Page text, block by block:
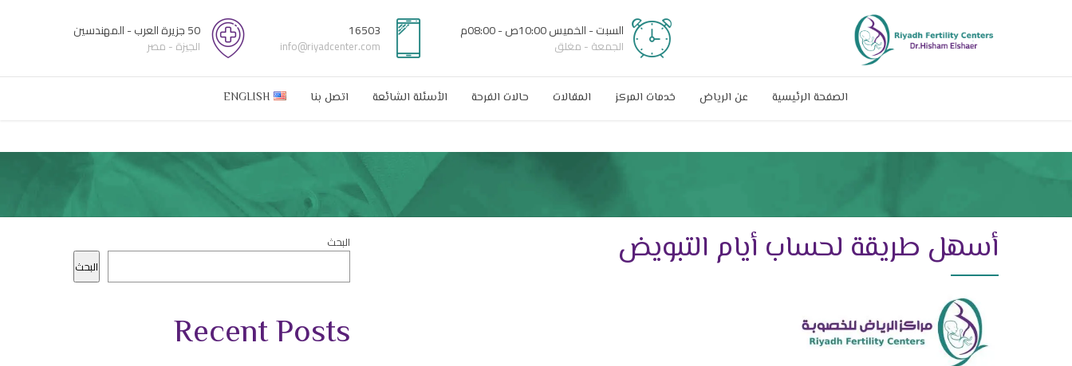
السبت - الخميس 10:00ص - 08:00م
الجمعة - مغلق
16503
info@riyadcenter.com
50 جزيرة العرب - المهندسين
الجيزة - مصر
الصفحة الرئيسية عن الرياض خدمات المركز المقالات حالات الفرحة الأسئلة الشائعة اتصل بنا ENGLISH
أسهل طريقة لحساب أيام التبويض
البحث
البحث
Recent Posts